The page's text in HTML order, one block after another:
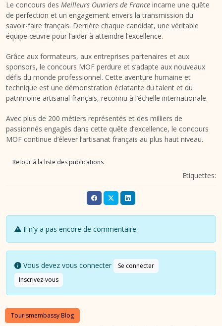
Le concours des Meilleurs Ouvriers de France incarne une quête
de perfection et un engagement envers la transmission du
savoir-faire français. Derrière chaque candidat, une véritable
équipe œuvre pour l’aider à atteindre l’excellence.
Grâce aux formateurs, aux entreprises partenaires et aux
sponsors, le concours MOF perdure et s’adapte aux nouveaux
défis du monde professionnel. Cette aventure humaine et
technique est une démonstration éclatante du talent et du
patrimoine artisanal français, reconnu à l’échelle internationale.
Avec plus de 200 métiers représentés et des milliers de
passionnés engagés dans cette quête d’excellence, le concours
MOF continue d’élever l’artisanat français au plus haut niveau.
Retour à la liste des publications
Etiquettes:
Il n'y a pas encore de commentaire.
Vous devez vous connecter
Se connecter
Inscrivez-vous
Tourismembassy Blog